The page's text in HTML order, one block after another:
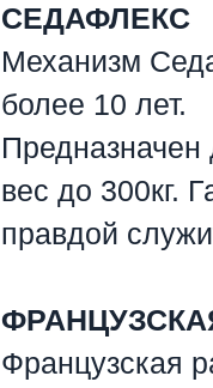
СЕДАФЛЕКС
Механизм
более 10 лет.
вес до 300кг.
правдой
Французская